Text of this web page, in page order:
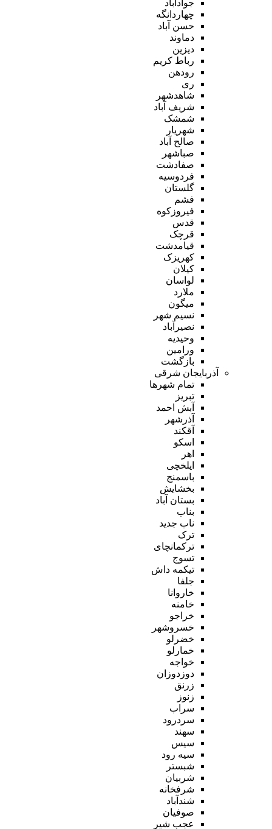
جوادآباد
چهاردانگه
حسن آباد
دماوند
دیزین
رباط کریم
رودهن
ری
شاهدشهر
شریف آباد
شمشک
شهریار
صالح آباد
صباشهر
صفادشت
فردوسیه
گلستان
فشم
فیروزکوه
قدس
قرچک
قیامدشت
کهریزک
کیلان
لواسان
ملارد
میگون
نسیم شهر
نصیرآباد
وحیدیه
ورامین
بازگشت
آذربایجان شرقی
تمام شهر‌ها
تبریز
آبش احمد
آذرشهر
آقکند
اسکو
اهر
ایلخچی
باسمنج
بخشایش
بستان آباد
بناب
ناب جدید
ترک
ترکمانچای
تسوج
تیکمه داش
جلفا
خاروانا
خامنه
خراجو
خسروشهر
خضرلو
خمارلو
خواجه
دوزدوزان
زرنق
زنوز
سراب
سردرود
سهند
سیس
سیه رود
شبستر
شربیان
شرفخانه
شندآباد
صوفیان
عجب شیر